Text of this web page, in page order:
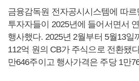
금융감독원 전자공시시스템에 따르
투자자들이 2025년에 들어서면서
행사했다. 2025년 2월부터 5월13일
112억 원의 CB가 주식으로 전환됐
만646주이고 행사가격은 주당 1만